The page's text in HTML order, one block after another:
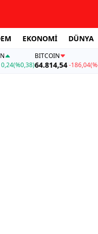
EKONOMİ DÜNYA
0,24(%0,38)
BITCOIN
64.814,54-186,04